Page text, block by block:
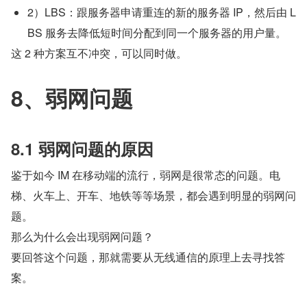
2）LBS：跟服务器申请重连的新的服务器 IP，然后由 L
BS 服务去降低短时间分配到同一个服务器的用户量。
这 2 种方案互不冲突，可以同时做。
8、弱网问题
8.1 弱网问题的原因
鉴于如今 IM 在移动端的流行，弱网是很常态的问题。电
梯、火车上、开车、地铁等等场景，都会遇到明显的弱网问
题。
那么为什么会出现弱网问题？
要回答这个问题，那就需要从无线通信的原理上去寻找答
案。